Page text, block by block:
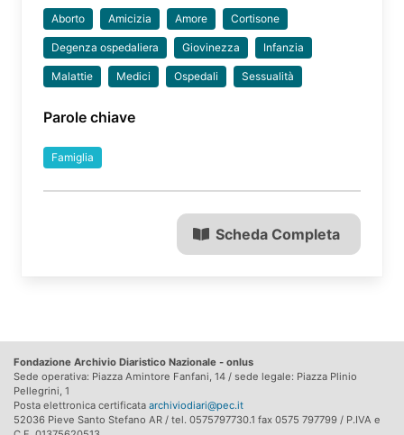
Aborto Amicizia Amore Cortisone
Degenza ospedaliera Giovinezza Infanzia
Malattie Medici Ospedali Sessualità
Parole chiave
Famiglia
Scheda Completa
Fondazione Archivio Diaristico Nazionale - onlus
Sede operativa: Piazza Amintore Fanfani, 14 / sede legale: Piazza Plinio
Pellegrini, 1
Posta elettronica certificata archiviodiari@pec.it
52036 Pieve Santo Stefano AR / tel. 0575797730.1 fax 0575 797799 / P.IVA e